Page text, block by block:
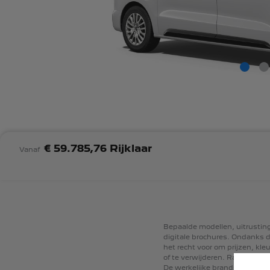
Vanaf € 59.785,76 Rijklaar
Bepaalde modellen,
digitale brochures. Ondanks
het recht voor om prijzen,
of te verwijderen. Raadpleeg
De werkelijke